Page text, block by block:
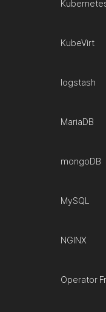
KubeVirt
logstash
MariaDB
mongoDB
MySQL
NGINX
Operator